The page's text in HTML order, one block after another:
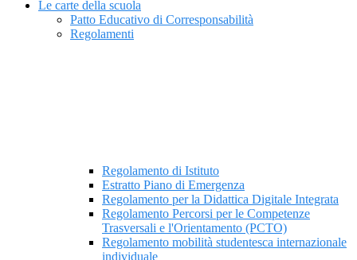
Le carte della scuola
Patto Educativo di Corresponsabilità
Regolamenti
Regolamento di Istituto
Estratto Piano di Emergenza
Regolamento per la Didattica Digitale Integrata
Regolamento Percorsi per le Competenze
Trasversali e l'Orientamento (PCTO)
Regolamento mobilità studentesca internazionale
individuale